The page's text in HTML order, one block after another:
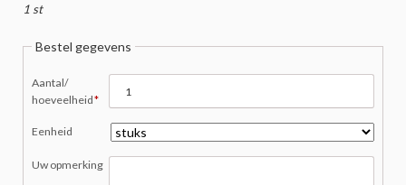
1 st
Bestel gegevens
Verplicht
veld
Aantal/
hoeveelheid*
Eenheid
Uw opmerking